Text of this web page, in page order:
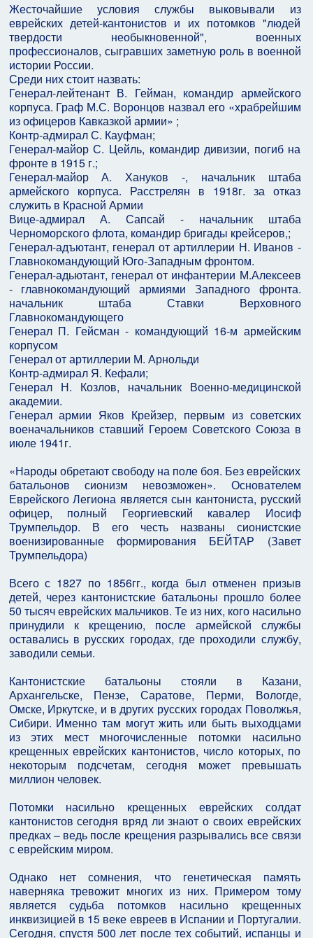
Жесточайшие условия службы выковывали из
еврейских детей-кантонистов и их потомков "людей
твердости необыкновенной", военных
профессионалов, сыгравших заметную роль в военной
истории России.
Среди них стоит назвать:
Генерал-лейтенант В. Гейман, командир армейского
корпуса. Граф М.С. Воронцов назвал его «храбрейшим
из офицеров Кавказкой армии» ;
Контр-адмирал С. Кауфман;
Генерал-майор С. Цейль, командир дивизии, погиб на
фронте в 1915 г.;
Генерал-майор А. Хануков -, начальник штаба
армейского корпуса. Расстрелян в 1918г. за отказ
служить в Красной Армии
Вице-адмирал А. Сапсай - начальник штаба
Черноморского флота, командир бригады крейсеров,;
Генерал-адъютант, генерал от артиллерии Н. Иванов -
Главнокомандующий Юго-Западным фронтом.
Генерал-адьютант, генерал от инфантерии М.Алексеев
- главнокомандующий армиями Западного фронта.
начальник штаба Ставки Верховного
Главнокомандующего
Генерал П. Гейсман - командующий 16-м армейским
корпусом
Генерал от артиллерии М. Арнольди
Контр-адмирал Я. Кефали;
Генерал Н. Козлов, начальник Военно-медицинской
академии.
Генерал армии Яков Крейзер, первым из советских
военачальников ставший Героем Советского Союза в
июле 1941г.
«Народы обретают свободу на поле боя. Без еврейских
батальонов сионизм невозможен». Основателем
Еврейского Легиона является сын кантониста, русский
офицер, полный Георгиевский кавалер Иосиф
Трумпельдор. В его честь названы сионистские
военизированные формирования БЕЙТАР (Завет
Трумпельдора)
Всего с 1827 по 1856гг., когда был отменен призыв
детей, через кантонистские батальоны прошло более
50 тысяч еврейских мальчиков. Те из них, кого насильно
принудили к крещению, после армейской службы
оставались в русских городах, где проходили службу,
заводили семьи.
Кантонистские батальоны стояли в Казани,
Архангельске, Пензе, Саратове, Перми, Вологде,
Омске, Иркутске, и в других русских городах Поволжья,
Сибири. Именно там могут жить или быть выходцами
из этих мест многочисленные потомки насильно
крещенных еврейских кантонистов, число которых, по
некоторым подсчетам, сегодня может превышать
миллион человек.
Потомки насильно крещенных еврейских солдат
кантонистов сегодня вряд ли знают о своих еврейских
предках – ведь после крещения разрывались все связи
с еврейским миром.
Однако нет сомнения, что генетическая память
наверняка тревожит многих из них. Примером тому
является судьба потомков насильно крещенных
инквизицией в 15 веке евреев в Испании и Португалии.
Сегодня, спустя 500 лет после тех событий, испанцы и